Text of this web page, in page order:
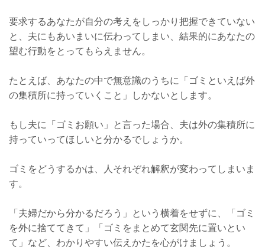
要求するあなたが自分の考えをしっかり把握できていない
と、夫にもあいまいに伝わってしまい、結果的にあなたの
望む行動をとってもらえません。
たとえば、あなたの中で無意識のうちに「ゴミといえば外
の集積所に持っていくこと」しかないとします。
もし夫に「ゴミお願い」と言った場合、夫は外の集積所に
持っていってほしいと分かるでしょうか。
ゴミをどうするかは、人それぞれ解釈が変わってしまいま
す。
「夫婦だから分かるだろう」という横着をせずに、「ゴミ
を外に捨ててきて」「ゴミをまとめて玄関先に置いとい
て」など、わかりやすい伝えかたを心がけましょう。